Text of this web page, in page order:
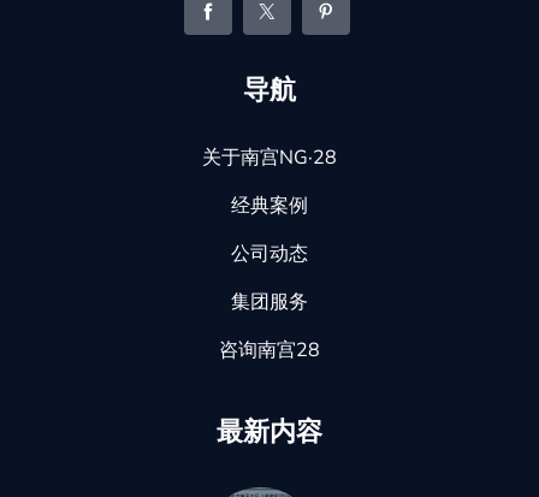
导航
关于南宫NG·28
经典案例
公司动态
集团服务
咨询南宫28
最新内容